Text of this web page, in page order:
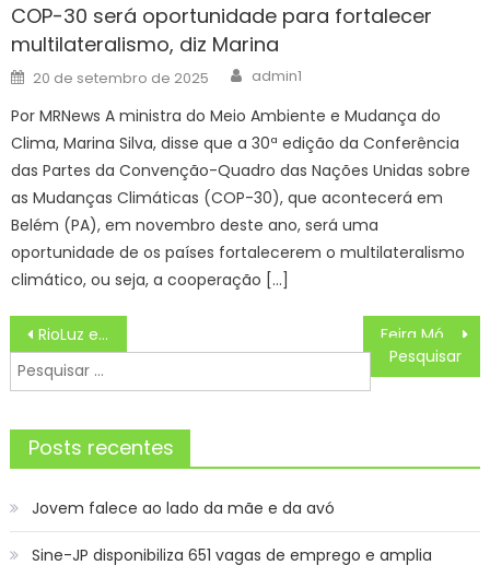
COP-30 será oportunidade para fortalecer
multilateralismo, diz Marina
Posted
on
20 de setembro de 2025 Author
admin1
Por MRNews A ministra do Meio Ambiente e Mudança do
Clima, Marina Silva, disse que a 30ª edição da Conferência
das Partes da Convenção-Quadro das Nações Unidas sobre
as Mudanças Climáticas (COP-30), que acontecerá em
Belém (PA), em novembro deste ano, será uma
oportunidade de os países fortalecerem o multilateralismo
climático, ou seja, a cooperação […]
Navegação
de
Post
RioLuz e Hemorio promovem campanha de doação de sangue em Botafogo – Prefeitura da Cidade do Rio de Janeiro
Pesquisar
por:
Posts recentes
Jovem falece ao lado da mãe e da avó
Sine-JP disponibiliza 651 vagas de emprego e amplia